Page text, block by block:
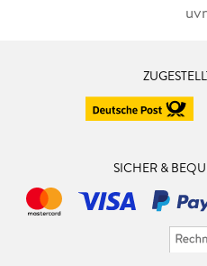
SICHER &